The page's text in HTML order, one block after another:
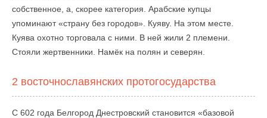
собственное, а, скорее категория. Арабские купцы
упоминают «страну без городов». Куяву. На этом месте.
Куява охотно торговала с ними. В ней жили 2 племени.
Стояли жертвенники. Намёк на полян и северян.
2 восточнославянских протогосударства
С 602 года Белгород Днестровский становится «базовой